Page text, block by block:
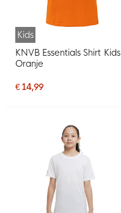
Kids
KNVB Essentials Shirt Kids
Oranje
€ 14,99